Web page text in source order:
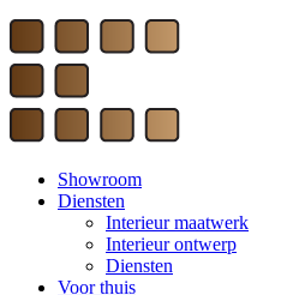
Showroom
Diensten
Interieur maatwerk
Interieur ontwerp
Diensten
Voor thuis